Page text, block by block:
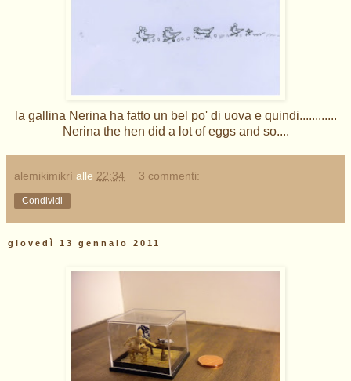
la gallina Nerina ha fatto un bel po' di uova e quindi............
Nerina the hen did a lot of eggs and so....
alemikimikrì alle 22:34 3 commenti:
Condividi
giovedì 13 gennaio 2011